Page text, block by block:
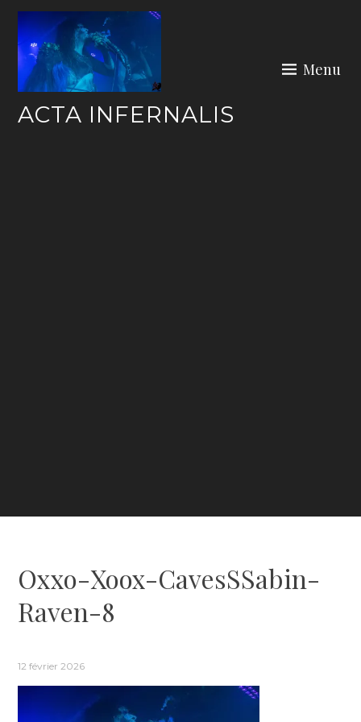
Skip
content
ACTA INFERNALIS
Menu
Oxxo-Xoox-CavesSSabin-
Raven-8
12 février 2026